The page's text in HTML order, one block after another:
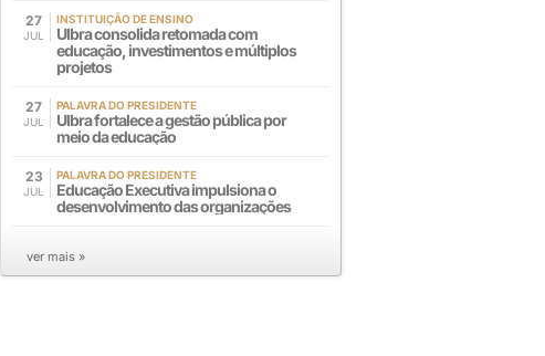
27
JUL
INSTITUIÇÃO DE ENSINO
Ulbra consolida retomada com
educação, investimentos e múltiplos
projetos
27
JUL
PALAVRA DO PRESIDENTE
Ulbra fortalece a gestão pública por
meio da educação
23
JUL
PALAVRA DO PRESIDENTE
Educação Executiva impulsiona o
desenvolvimento das organizações
ver mais »